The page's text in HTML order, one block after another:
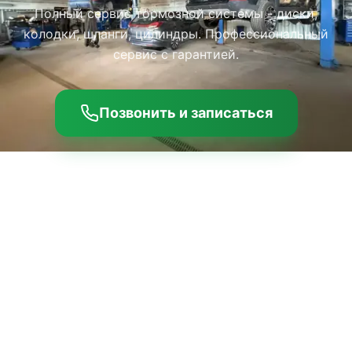
Полный сервис тормозной системы - диски,
колодки, шланги, цилиндры. Профессиональный
сервис с гарантией.
Позвонить и записаться